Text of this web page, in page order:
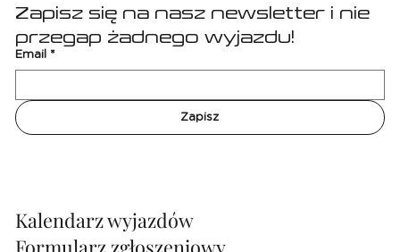
Zapisz się na nasz newsletter i nie
przegap żadnego wyjazdu!
Email *
Zapisz
Kalendarz wyjazdów